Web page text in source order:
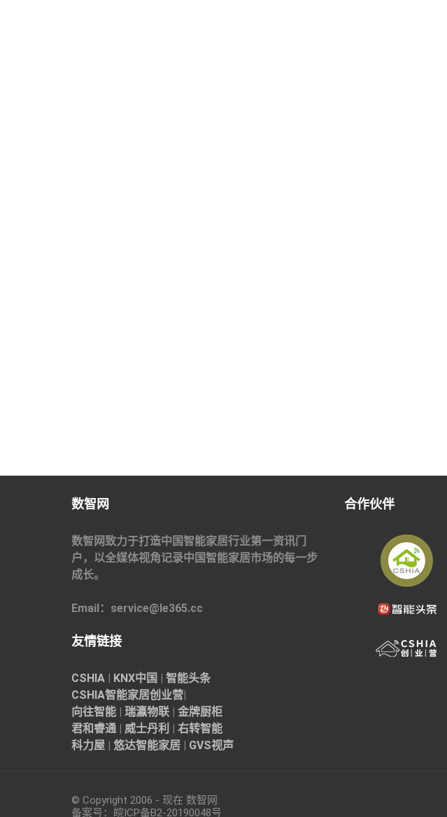
数智网
数智网致力于打造中国智能家居行业第一资讯门
户，以全媒体视角记录中国智能家居市场的每一步
成长。
Email：service@le365.cc
友情链接
CSHIA | KNX中国 | 智能头条
CSHIA智能家居创业营|
向往智能 | 瑞瀛物联 | 金牌厨柜
君和睿通 | 威士丹利 | 右转智能
科力屋 | 悠达智能家居 | GVS视声
合作伙伴
© Copyright 2006 - 现在 数智网
备案号： 皖ICP备B2-20190048号